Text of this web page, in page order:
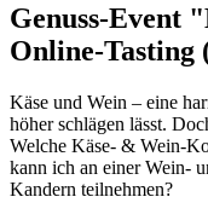
Genuss-Event
Online-Tasting
Käse und Wein – eine
höher schlägen lässt.
Welche Käse- & Wein-
kann ich an einer Wein-
Kandern teilnehmen?